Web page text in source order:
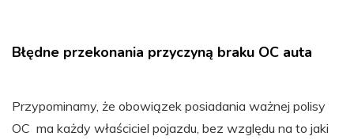
Błędne przekonania przyczyną braku OC auta
Przypominamy, że obowiązek posiadania ważnej polisy
OC ma każdy właściciel pojazdu, bez względu na to jaki